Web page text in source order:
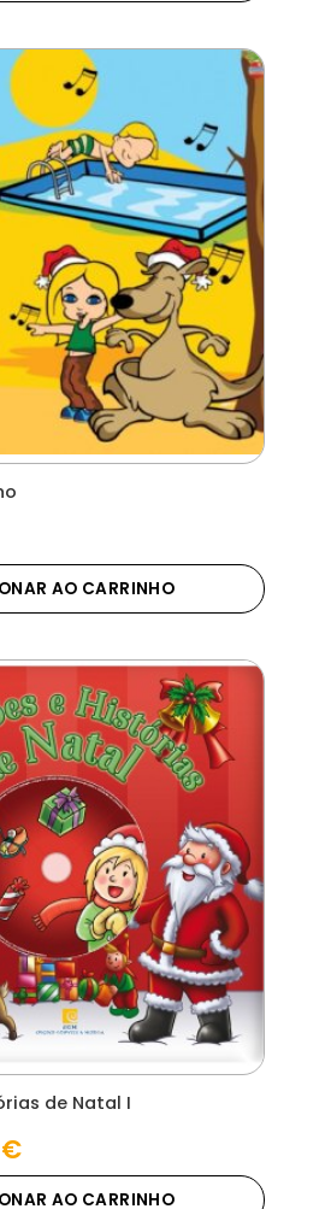
AO CARRINHO
de Natal I
€O
preço
AO CARRINHO